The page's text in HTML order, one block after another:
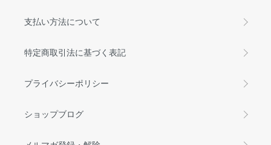
支払い方法について
特定商取引法に基づく表記
プライバシーポリシー
ショップブログ